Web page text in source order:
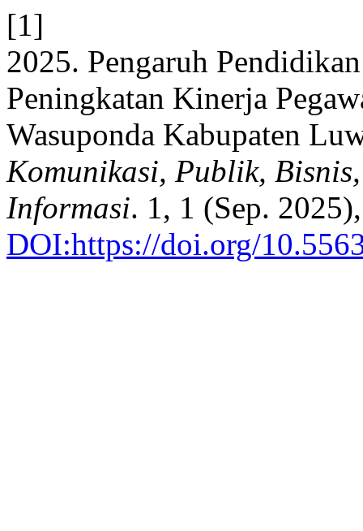
[1]
2025. Pengaruh
Peningkatan Kinerja
Wasuponda Kabupaten
Komunikasi, Publik,
Informasi. 1, 1 (Sep.
DOI:https://doi.org/